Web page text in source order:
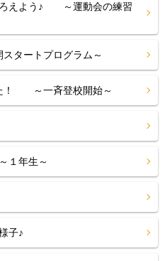
ろえよう♪ ～運動会の練習
ートプログラム～
！ ～一斉登校開始～
年生～
子♪